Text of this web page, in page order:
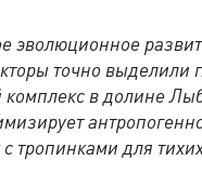
точно выделили
в долине
тропинками для